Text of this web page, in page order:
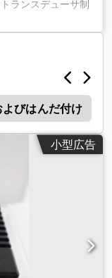
ランスデューサ制
ート番号：
力。3/8 " 回転数
ンスデューサ制御
号： 6151650810
数570分-1 長さ：
ロール Desoutter
ス付き。 製品番号:
ごとのネジサイク
IOサムカウンタ。
＋時間＋結果＋
ネジ戦略。 角度制
ルク制御による
ケルシュテアラン
ルクと勾配制御に
ホールドトルク/位
イバー用モーター
1 x センサー
操作説明書を含
びはんだ付け
小型広告